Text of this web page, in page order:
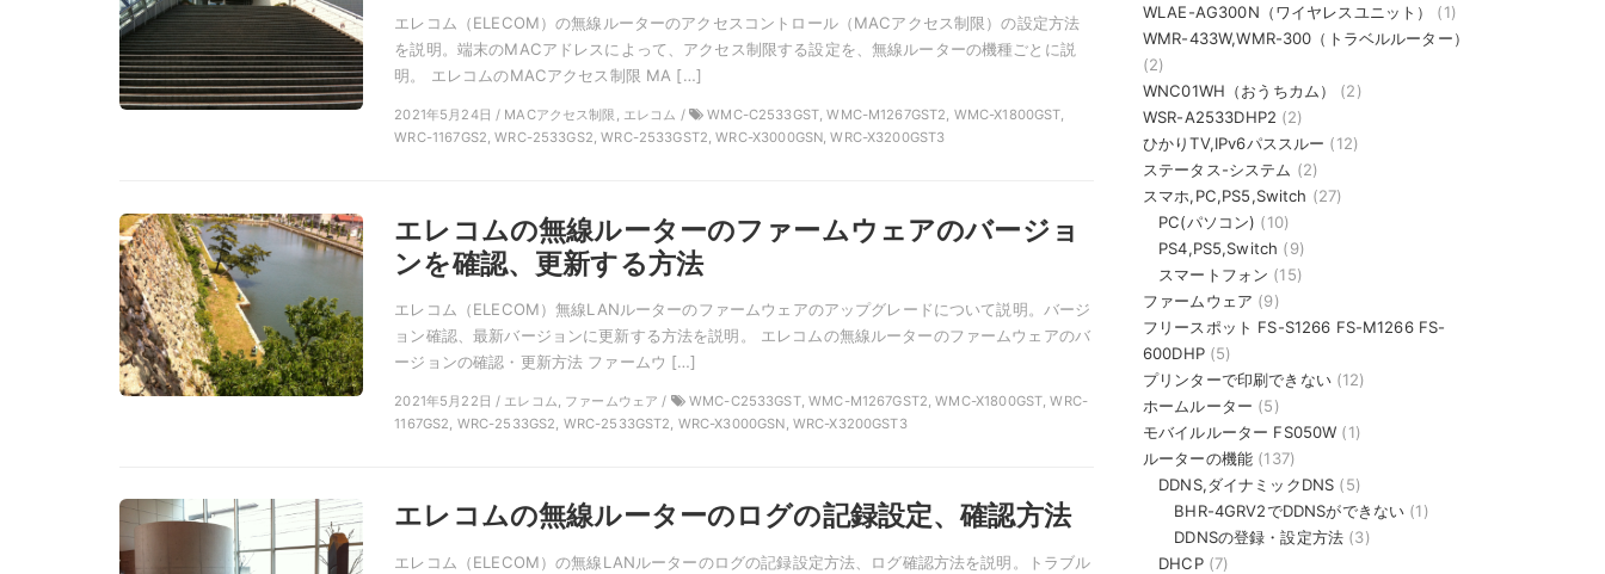
エレコム（ELECOM）の無線ルーターのアクセスコントロール（MACアクセス制限）の設定方法
を説明。端末のMACアドレスによって、アクセス制限する設定を、無線ルーターの機種ごとに説
明。 エレコムのMACアクセス制限 MA […]
2021年5月24日 / MACアクセス制限, エレコム /
WMC-C2533GST, WMC-M1267GST2, WMC-X1800GST,
WRC-1167GS2, WRC-2533GS2, WRC-2533GST2, WRC-X3000GSN, WRC-X3200GST3
エレコムの無線ルーターのファームウェアのバージョ
ンを確認、更新する方法
エレコム（ELECOM）無線LANルーターのファームウェアのアップグレードについて説明。バージ
ョン確認、最新バージョンに更新する方法を説明。 エレコムの無線ルーターのファームウェアのバ
ージョンの確認・更新方法 ファームウ […]
2021年5月22日 / エレコム, ファームウェア /
WMC-C2533GST, WMC-M1267GST2, WMC-X1800GST, WRC-
1167GS2, WRC-2533GS2, WRC-2533GST2, WRC-X3000GSN, WRC-X3200GST3
エレコムの無線ルーターのログの記録設定、確認方法
エレコム（ELECOM）の無線LANルーターのログの記録設定方法、ログ確認方法を説明。トラブル
WLAE-AG300N（ワイヤレスユニット）
(1)
WMR-433W,WMR-300（トラベルルーター）
(2)
WNC01WH（おうちカム）
(2)
WSR-A2533DHP2 (2)
ひかりTV,IPv6パススルー (12)
ステータス-システム (2)
スマホ,PC,PS5,Switch (27)
PC(パソコン) (10)
PS4,PS5,Switch (9)
スマートフォン (15)
ファームウェア (9)
フリースポット FS-S1266 FS-M1266 FS-
600DHP(5)
プリンターで印刷できない(12)
ホームルーター (5)
モバイルルーター FS050W (1)
ルーターの機能 (137)
DDNS,ダイナミックDNS (5)
BHR-4GRV2でDDNSができない (1)
DDNSの登録・設定方法 (3)
DHCP(7)